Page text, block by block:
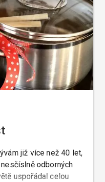
již více než 40 let,
odborných
uspořádal celou